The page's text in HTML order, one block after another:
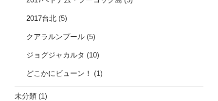
2017台北 (5)
クアラルンプール (5)
ジョグジャカルタ (10)
どこかにビューン！ (1)
未分類 (1)